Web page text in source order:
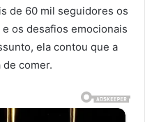
de 60 mil seguidores os
os desafios emocionais
ela contou que a
comer.